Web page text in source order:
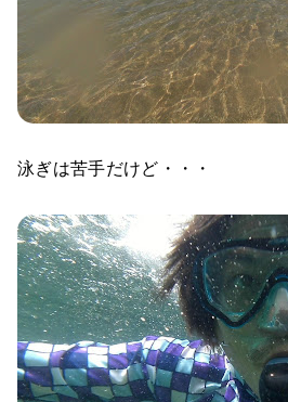
泳ぎは苦手だけど・・・